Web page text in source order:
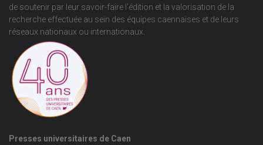
de soutenir par leur savoir-faire l'édition et la valorisation de la
recherche effectuée au sein des équipes caennaises et de leurs
réseaux nationaux ou internationaux.
Presses universitaires de Caen